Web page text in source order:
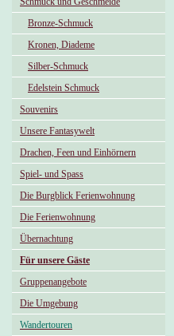
Bronze-Schmuck
Kronen, Diademe
Silber-Schmuck
Edelstein Schmuck
Souvenirs
Unsere Fantasywelt
Drachen, Feen und Einhörnern
Spiel- und Spass
Die Burgblick Ferienwohnung
Die Ferienwohnung
Übernachtung
Für unsere Gäste
Gruppenangebote
Die Umgebung
Wandertouren